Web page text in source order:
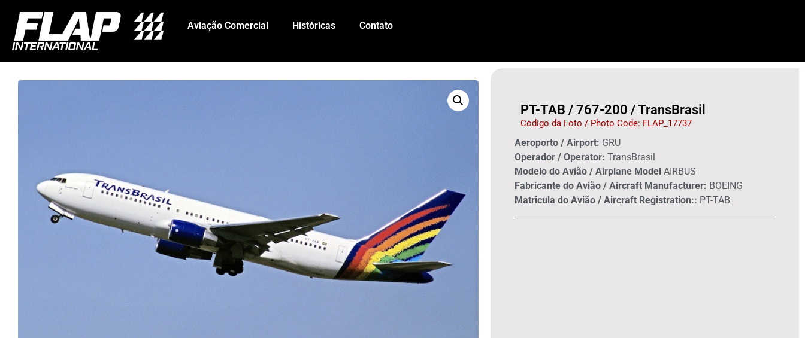
Aviação Comercial Históricas Contato
PT-TAB / 767-200 / TransBrasil
Código da Foto / Photo Code: FLAP_17737
Aeroporto / Airport: GRU
Operador / Operator: TransBrasil
Modelo do Avião / Airplane Model AIRBUS
Fabricante do Avião / Aircraft Manufacturer: BOEING
Matricula do Avião / Aircraft Registration:: PT-TAB